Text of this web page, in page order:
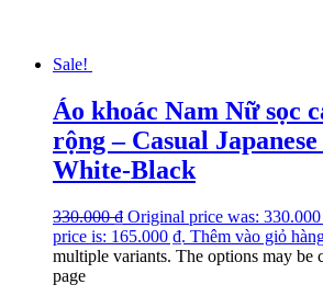
Sale!
Áo khoác Nam Nữ sọc
rộng – Casual
White-Black
330.000₫ Original price was: 330.000
price is: 165.000 ₫. Thêm vào giỏ
multiple variants. The options may be
page